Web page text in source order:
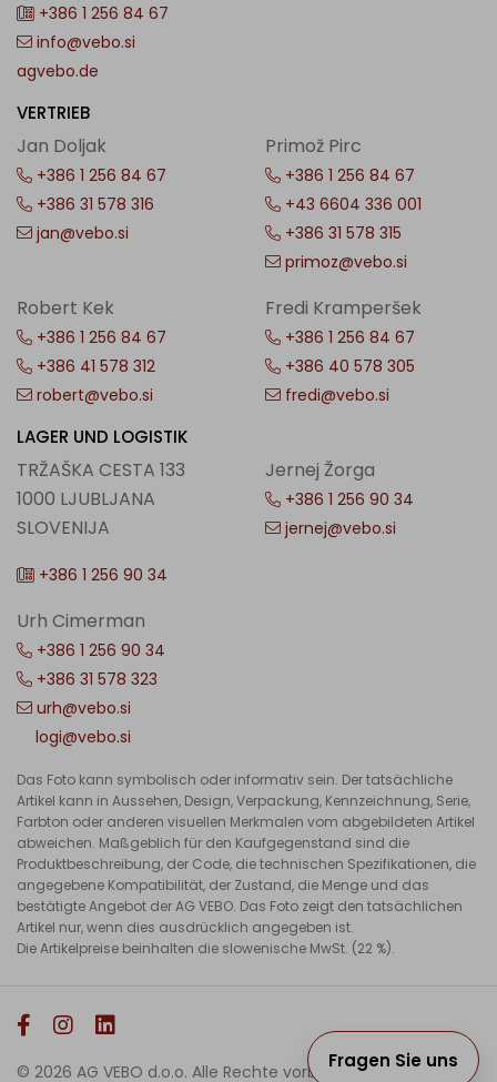
+386 1 256 84 67
info@vebo.si
agvebo.de
VERTRIEB
Jan Doljak
+386 1 256 84 67
+386 31 578 316
jan@vebo.si
Primož Pirc
+386 1 256 84 67
+43 6604 336 001
+386 31 578 315
primoz@vebo.si
Robert Kek
+386 1 256 84 67
+386 41 578 312
robert@vebo.si
Fredi Kramperšek
+386 1 256 84 67
+386 40 578 305
fredi@vebo.si
LAGER UND LOGISTIK
TRŽAŠKA CESTA 133
1000 LJUBLJANA
SLOVENIJA
+386 1 256 90 34
Urh Cimerman
+386 1 256 90 34
+386 31 578 323
urh@vebo.si
logi@vebo.si
Jernej Žorga
+386 1 256 90 34
jernej@vebo.si
Das Foto kann symbolisch oder informativ sein. Der tatsächliche
Artikel kann in Aussehen, Design, Verpackung, Kennzeichnung, Serie,
Farbton oder anderen visuellen Merkmalen vom abgebildeten Artikel
abweichen. Maßgeblich für den Kaufgegenstand sind die
Produktbeschreibung, der Code, die technischen Spezifikationen, die
angegebene Kompatibilität, der Zustand, die Menge und das
bestätigte Angebot der AG VEBO. Das Foto zeigt den tatsächlichen
Artikel nur, wenn dies ausdrücklich angegeben ist.
Die Artikelpreise beinhalten die slowenische MwSt. (22 %).
© 2026 AG VEBO d.o.o. Alle Rechte vorbehalten.Fragen Sie uns